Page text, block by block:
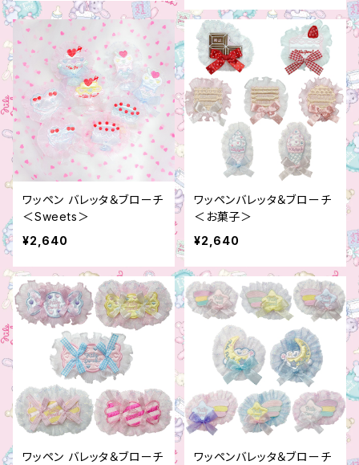
ワッペン バレッタ＆ブローチ
＜Sweets＞
¥2,640
ワッペンバレッタ＆ブローチ
＜お菓子＞
¥2,640
ワッペン バレッタ＆ブローチ ワッペンバレッタ＆ブローチ